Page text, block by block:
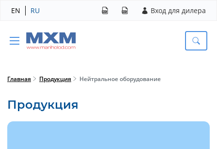
EN RU Вход для дилера
Главная Продукция Нейтральное оборудование
Продукция